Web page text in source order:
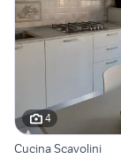
4
Cucina Scavolini